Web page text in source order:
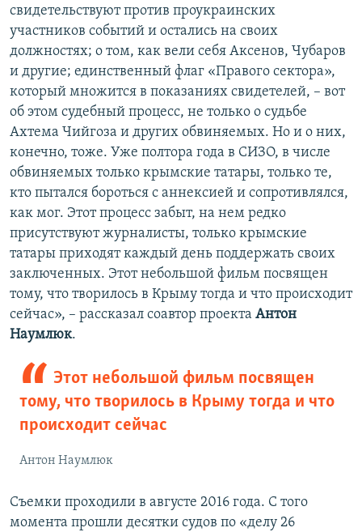
свидетельствуют против проукраинских
участников событий и остались на своих
должностях; о том, как вели себя Аксенов, Чубаров
и другие; единственный флаг «Правого сектора»,
который множится в показаниях свидетелей, – вот
об этом судебный процесс, не только о судьбе
Ахтема Чийгоза и других обвиняемых. Но и о них,
конечно, тоже. Уже полтора года в СИЗО, в числе
обвиняемых только крымские татары, только те,
кто пытался бороться с аннексией и сопротивлялся,
как мог. Этот процесс забыт, на нем редко
присутствуют журналисты, только крымские
татары приходят каждый день поддержать своих
заключенных. Этот небольшой фильм посвящен
тому, что творилось в Крыму тогда и что происходит
сейчас», – рассказал соавтор проекта Антон
Наумлюк.
Этот небольшой фильм посвящен
тому, что творилось в Крыму тогда и что
происходит сейчас
Антон Наумлюк
Съемки проходили в августе 2016 года. С того
момента прошли десятки судов по «делу 26